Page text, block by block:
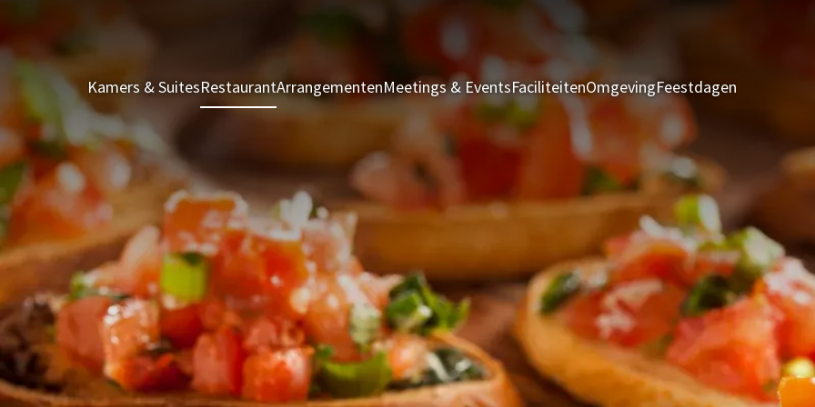
Kamers & SuitesRestaurantArrangementenMeetings & EventsFaciliteitenOmgevingFeestdagen